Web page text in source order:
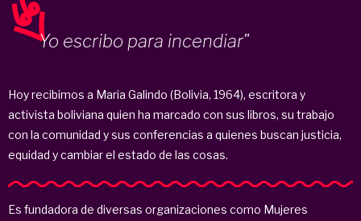
Yo escribo para incendiar"
Hoy recibimos a Maria Galindo (Bolivia, 1964), escritora y
activista boliviana quien ha marcado con sus libros, su trabajo
con la comunidad y sus conferencias a quienes buscan justicia,
equidad y cambiar el estado de las cosas.
Es fundadora de diversas organizaciones como Mujeres